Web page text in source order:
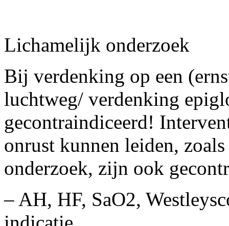
Lichamelijk onderzoek
Bij verdenking op een
luchtweg/ verdenking
gecontraindiceerd!
onrust kunnen leiden,
onderzoek, zijn ook
– AH, HF, SaO2,